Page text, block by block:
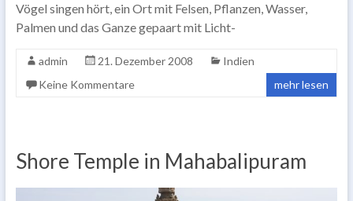
Vögel singen hört, ein Ort mit Felsen, Pflanzen, Wasser,
Palmen und das Ganze gepaart mit Licht-
admin 21. Dezember 2008
Indien
Keine Kommentare
mehr lesen
Shore Temple in Mahabalipuram